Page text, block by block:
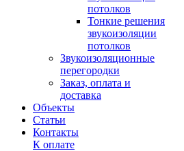
потолков
Тонкие решения
звукоизоляции
потолков
Звукоизоляционные
перегородки
Заказ, оплата и
доставка
Объекты
Статьи
Контакты
К оплате